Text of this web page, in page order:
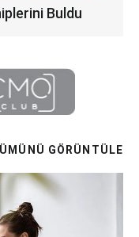
Buldu
GÖRÜNTÜLE